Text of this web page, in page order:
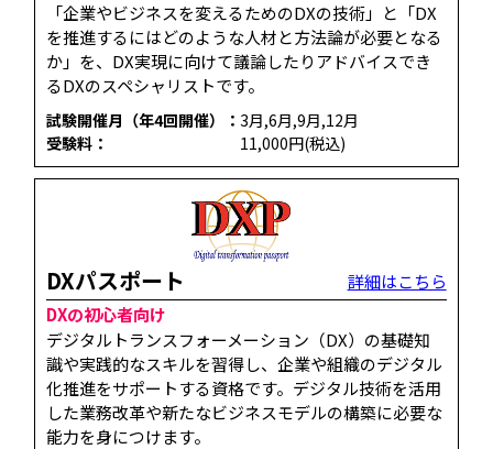
「企業やビジネスを変えるためのDXの技術」と「DX
を推進するにはどのような人材と方法論が必要となる
か」を、DX実現に向けて議論したりアドバイスでき
るDXのスペシャリストです。
試験開催月（年4回開催）：3月,6月,9月,12月
受験料：
11,000円(税込)
DXパスポート
詳細はこちら
DXの初心者向け
デジタルトランスフォーメーション（DX）の基礎知
識や実践的なスキルを習得し、企業や組織のデジタル
化推進をサポートする資格です。​デジタル技術を活用
した業務改革や新たなビジネスモデルの構築に必要な
能力を身につけます。